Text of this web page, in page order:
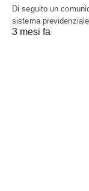
Di seguito un
sistema
3 mesi fa